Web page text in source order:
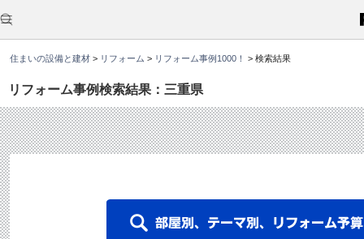
住まいの設備と建材 > リフォーム > リフォーム事例1000！ > 検索結果
リフォーム事例検索結果：三重県
こ
か
ら
文
す